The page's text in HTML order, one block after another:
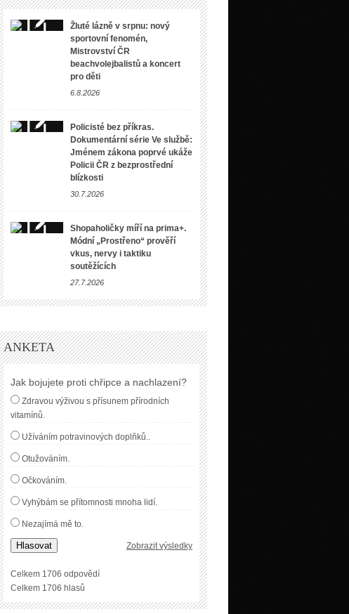
Žluté lázně v srpnu: nový
sportovní fenomén,
Mistrovství ČR
beachvolejbalistů a koncert
pro děti
6.8.2026
Policisté bez příkras.
Dokumentární série Ve službě:
Jménem zákona poprvé ukáže
Policii ČR z bezprostřední
blízkosti
30.7.2026
Shopaholičky míří na prima+.
Módní „Prostřeno“ prověří
vkus, nervy i taktiku
soutěžících
27.7.2026
ANKETA
Jak bojujete proti chřipce a nachlazení?
Zdravou výživou s přísunem přírodních
vitamínů.
Užíváním potravinových doplňků..
Otužováním.
Očkováním.
Vyhýbám se přítomnosti mnoha lidí.
Nezajímá mě to.
Hlasovat Zobrazit výsledky
Celkem 1706 odpovědí
Celkem 1706 hlasů